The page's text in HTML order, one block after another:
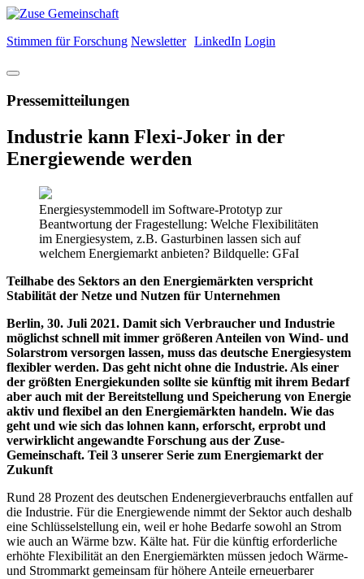
Stimmen für Forschung Newsletter LinkedIn Login
Pressemitteilungen
Industrie kann Flexi-Joker in der
Energiewende werden
Energiesystemmodell im Software-Prototyp zur
Beantwortung der Fragestellung: Welche Flexibilitäten
im Energiesystem, z.B. Gasturbinen lassen sich auf
welchem Energiemarkt anbieten? Bildquelle: GFaI
Teilhabe des Sektors an den Energiemärkten verspricht
Stabilität der Netze und Nutzen für Unternehmen
Berlin, 30. Juli 2021. Damit sich Verbraucher und Industrie
möglichst schnell mit immer größeren Anteilen von Wind- und
Solarstrom versorgen lassen, muss das deutsche Energiesystem
flexibler werden. Das geht nicht ohne die Industrie. Als einer
der größten Energiekunden sollte sie künftig mit ihrem Bedarf
aber auch mit der Bereitstellung und Speicherung von Energie
aktiv und flexibel an den Energiemärkten handeln. Wie das
geht und wie sich das lohnen kann, erforscht, erprobt und
verwirklicht angewandte Forschung aus der Zuse-
Gemeinschaft. Teil 3 unserer Serie zum Energiemarkt der
Zukunft
Rund 28 Prozent des deutschen Endenergieverbrauchs entfallen auf
die Industrie. Für die Energiewende nimmt der Sektor auch deshalb
eine Schlüsselstellung ein, weil er hohe Bedarfe sowohl an Strom
wie auch an Wärme bzw. Kälte hat. Für die künftig erforderliche
erhöhte Flexibilität an den Energiemärkten müssen jedoch Wärme-
und Strommarkt gemeinsam für höhere Anteile erneuerbarer